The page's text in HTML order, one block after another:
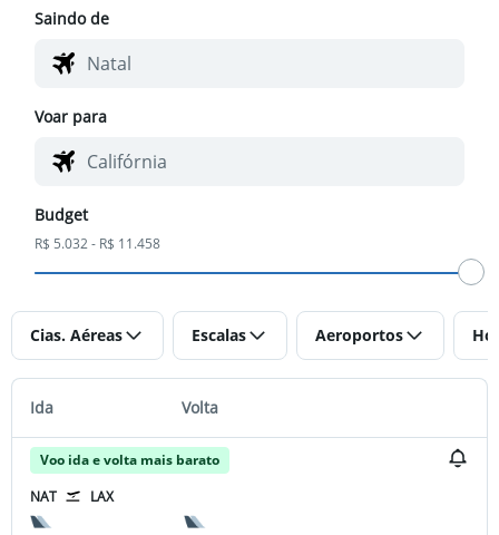
Saindo de
Voar para
Budget
R$ 5.032 - R$ 11.458
Cias. Aéreas Escalas Aeroportos
Ida Volta
Voo ida e volta mais barato
NAT
LAX